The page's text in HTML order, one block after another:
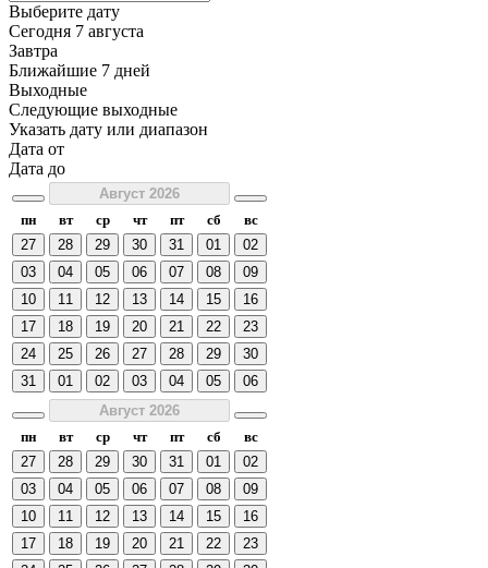
Выберите дату
Сегодня 7 августа
Завтра
Ближайшие 7 дней
Выходные
Следующие выходные
Указать дату или диапазон
Дата от
Дата до
Август 2026
пн
вт ср чт пт сб
вс
27
28 29 30 31 01
02
03
04 05 06 07 08
09
10
11 12 13 14 15
16
17
18 19 20 21 22
23
24
25 26 27 28 29
30
31
01 02 03 04 05
06
Август 2026
пн
вт ср чт пт сб
вс
27
28 29 30 31 01
02
03
04 05 06 07 08
09
10
11 12 13 14 15
16
17
18 19 20 21 22
23